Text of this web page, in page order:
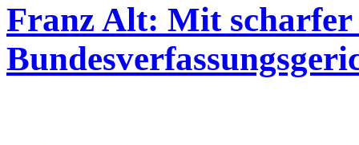
Franz Alt: Mit scharfer